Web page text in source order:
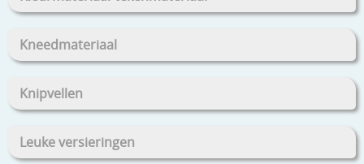
Kneedmateriaal
Knipvellen
Leuke versieringen